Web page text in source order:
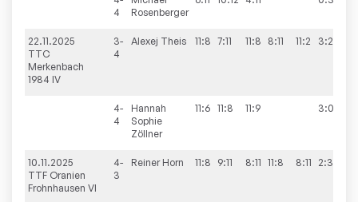
4
Rosenberger
22.11.2025
TTC
Merkenbach
1984 IV
3-
4
Alexej Theis 11:8 7:11 11:8 8:11 11:2 3:2
4-
4
Hannah
Sophie
Zöllner
11:6 11:8 11:9 3:0
10.11.2025
TTF Oranien
Frohnhausen VI
4-
3
Reiner Horn 11:8 9:11 8:11 11:8 8:11 2:3